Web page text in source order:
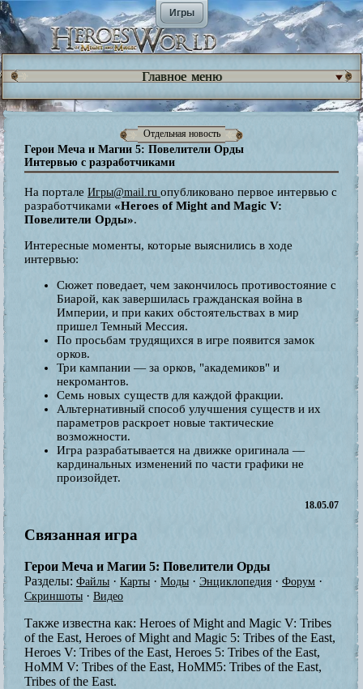
Игры
Главное меню
Отдельная новость
Герои Меча и Магии 5: Повелители Орды
Интервью с разработчиками
На портале Игры@mail.ru опубликовано первое интервью с
разработчиками «Heroes of Might and Magic V:
Повелители Орды».
Интересные моменты, которые выяснились в ходе
интервью:
Сюжет поведает, чем закончилось противостояние с
Биарой, как завершилась гражданская война в
Империи, и при каких обстоятельствах в мир
пришел Темный Мессия.
По просьбам трудящихся в игре появится замок
орков.
Три кампании — за орков, "академиков" и
некромантов.
Семь новых существ для каждой фракции.
Альтернативный способ улучшения существ и их
параметров раскроет новые тактические
возможности.
Игра разрабатывается на движке оригинала —
кардинальных изменений по части графики не
произойдет.
18.05.07
Связанная игра
Герои Меча и Магии 5: Повелители Орды
Разделы: Файлы · Карты · Моды · Энциклопедия · Форум ·
Скриншоты · Видео
Также известна как: Heroes of Might and Magic V: Tribes
of the East, Heroes of Might and Magic 5: Tribes of the East,
Heroes V: Tribes of the East, Heroes 5: Tribes of the East,
HoMM V: Tribes of the East, HoMM5: Tribes of the East,
Tribes of the East.